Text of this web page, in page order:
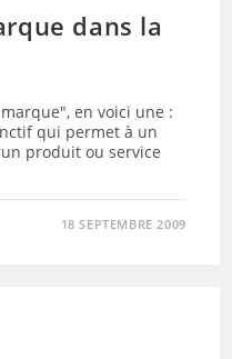
dans la
en voici une :
qui permet à un
produit ou service
18 SEPTEMBRE 2009